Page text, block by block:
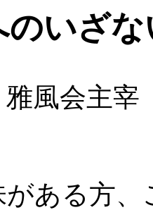
いざ
風会主宰
ある方、